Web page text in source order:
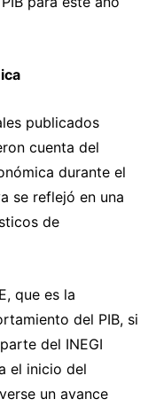
publicados
cuenta del
durante el
se reflejó en una
de
que es la
del PIB, si
del INEGI
el inicio del
un avance